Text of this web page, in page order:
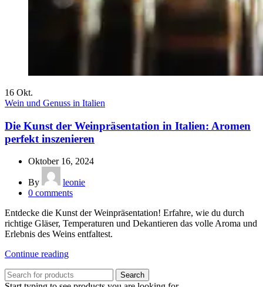
16 Okt.
Wein und Genuss in Italien
Die Kunst der Weinpräsentation in Italien: Aromen
perfekt inszenieren
Oktober 16, 2024
By
leonie
0 comments
Entdecke die Kunst der Weinpräsentation! Erfahre, wie du durch
richtige Gläser, Temperaturen und Dekantieren das volle Aroma und
Erlebnis des Weins entfaltest.
Continue reading
Search